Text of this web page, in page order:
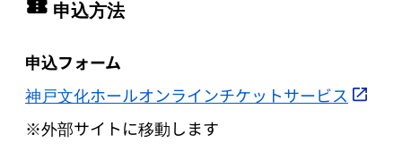
申込方法
申込フォーム
神戸文化ホールオンラインチケットサービス
※外部サイトに移動します